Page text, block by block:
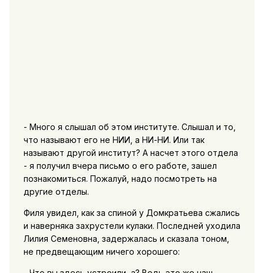
- Много я слышал об этом институте. Слышал и то,
что называют его не НИИ, а НИ-НИ. Или так
называют другой институт? А насчет этого отдела
- я получил вчера письмо о его работе, зашел
познакомиться. Пожалуй, надо посмотреть на
другие отделы.
Филя увидел, как за спиной у Домкратьева сжались
и наверняка захрустели кулаки. Последней уходила
Лилия Семеновна, задержалась и сказала тоном,
не предвещающим ничего хорошего: